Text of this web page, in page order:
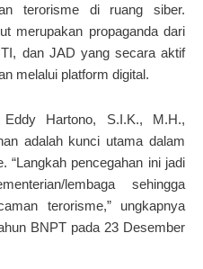
terorisme di ruang siber.
merupakan propaganda dari
dan JAD yang secara aktif
melalui platform digital.
Hartono, S.I.K., M.H.,
adalah kunci utama dalam
“Langkah pencegahan ini jadi
lembaga sehingga
terorisme,” ungkapnya
BNPT pada 23 Desember